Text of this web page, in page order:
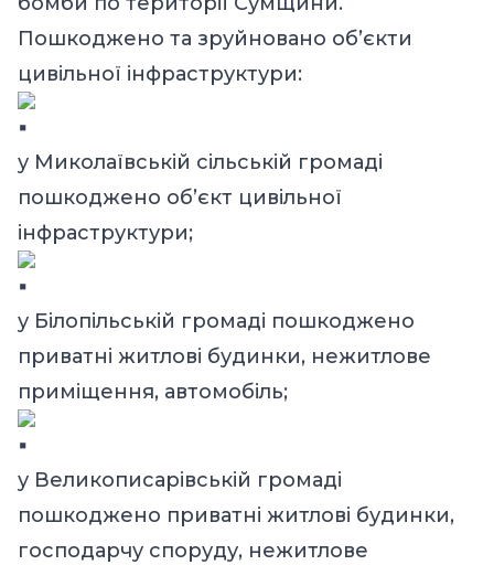
Пошкоджено та зруйновано об’єкти
цивільної інфраструктури:
у Миколаївській сільській громаді
пошкоджено об’єкт цивільної
інфраструктури;
у Білопільській громаді пошкоджено
приватні житлові будинки, нежитлове
приміщення, автомобіль;
у Великописарівській громаді
пошкоджено приватні житлові будинки,
господарчу споруду, нежитлове